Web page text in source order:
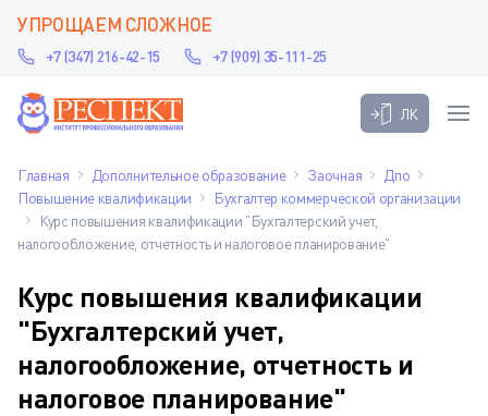
УПРОЩАЕМ СЛОЖНОЕ
+7 (347) 216-42-15 +7 (909) 35-111-25
ЛК
Главная Дополнительное образование Заочная
Дпо
Повышение квалификации
Бухгалтер коммерческой организации
Курс повышения квалификации "Бухгалтерский учет,
налогообложение, отчетность и налоговое планирование"
Курс повышения квалификации
"Бухгалтерский учет,
налогообложение, отчетность и
налоговое планирование"